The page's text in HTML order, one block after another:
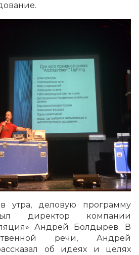
утра, деловую программу
директор компании
Андрей Болдырев. В
речи, Андрей
об идеях и целях